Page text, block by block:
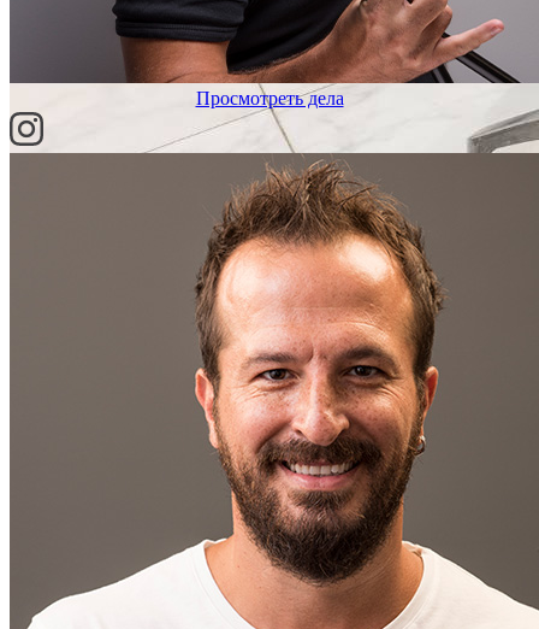
Просмотреть дела